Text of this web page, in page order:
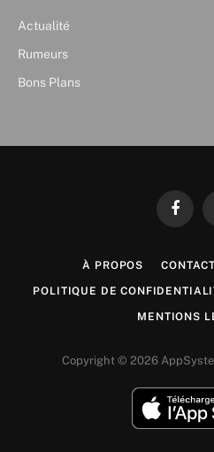
Actualité
Rumeurs
Bons Plans
À PROPOS CONTACT
POLITIQUE DE
MENTIONS
Copyright © 2026